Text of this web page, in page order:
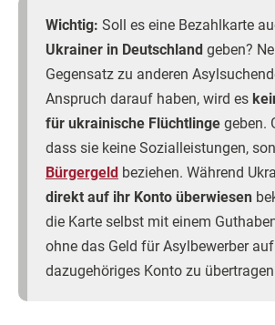
Wichtig: Soll es eine Bezahlkarte
Ukrainer in Deutschland geben?
Gegensatz zu anderen
Anspruch darauf haben, wird es
für ukrainische Flüchtlinge geben.
dass sie keine Sozialleistungen,
Bürgergeld beziehen. Während
direkt auf ihr Konto überwiesen
die Karte selbst mit einem
ohne das Geld für Asylbewerber
dazugehöriges Konto zu